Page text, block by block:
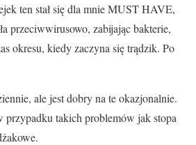
ten stał się dla mnie MUST HAVE,
przeciwwirusowo, zabijając bakterie,
okresu, kiedy zaczyna się trądzik. Po
ale jest dobry na te okazjonalnie.
przypadku takich problemów jak stopa